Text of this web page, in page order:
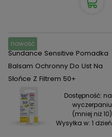
Sundance Sensitive Pomadka
Balsam Ochronny Do Ust Na
Słońce Z Filtrem 50+
Dostępność: na
wyczerpaniu
(mniej niż 10)
Wysyłka w: 1 dzień
nowość